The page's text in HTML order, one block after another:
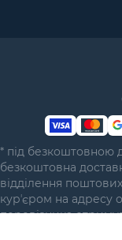
* під безкоштовною
безкоштовна
відділення
курʼєром на адресу
перевізника